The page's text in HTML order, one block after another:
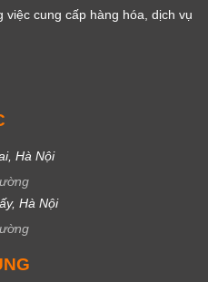
việc cung cấp hàng hóa, dịch vụ
Hà Nội
Hà Nội